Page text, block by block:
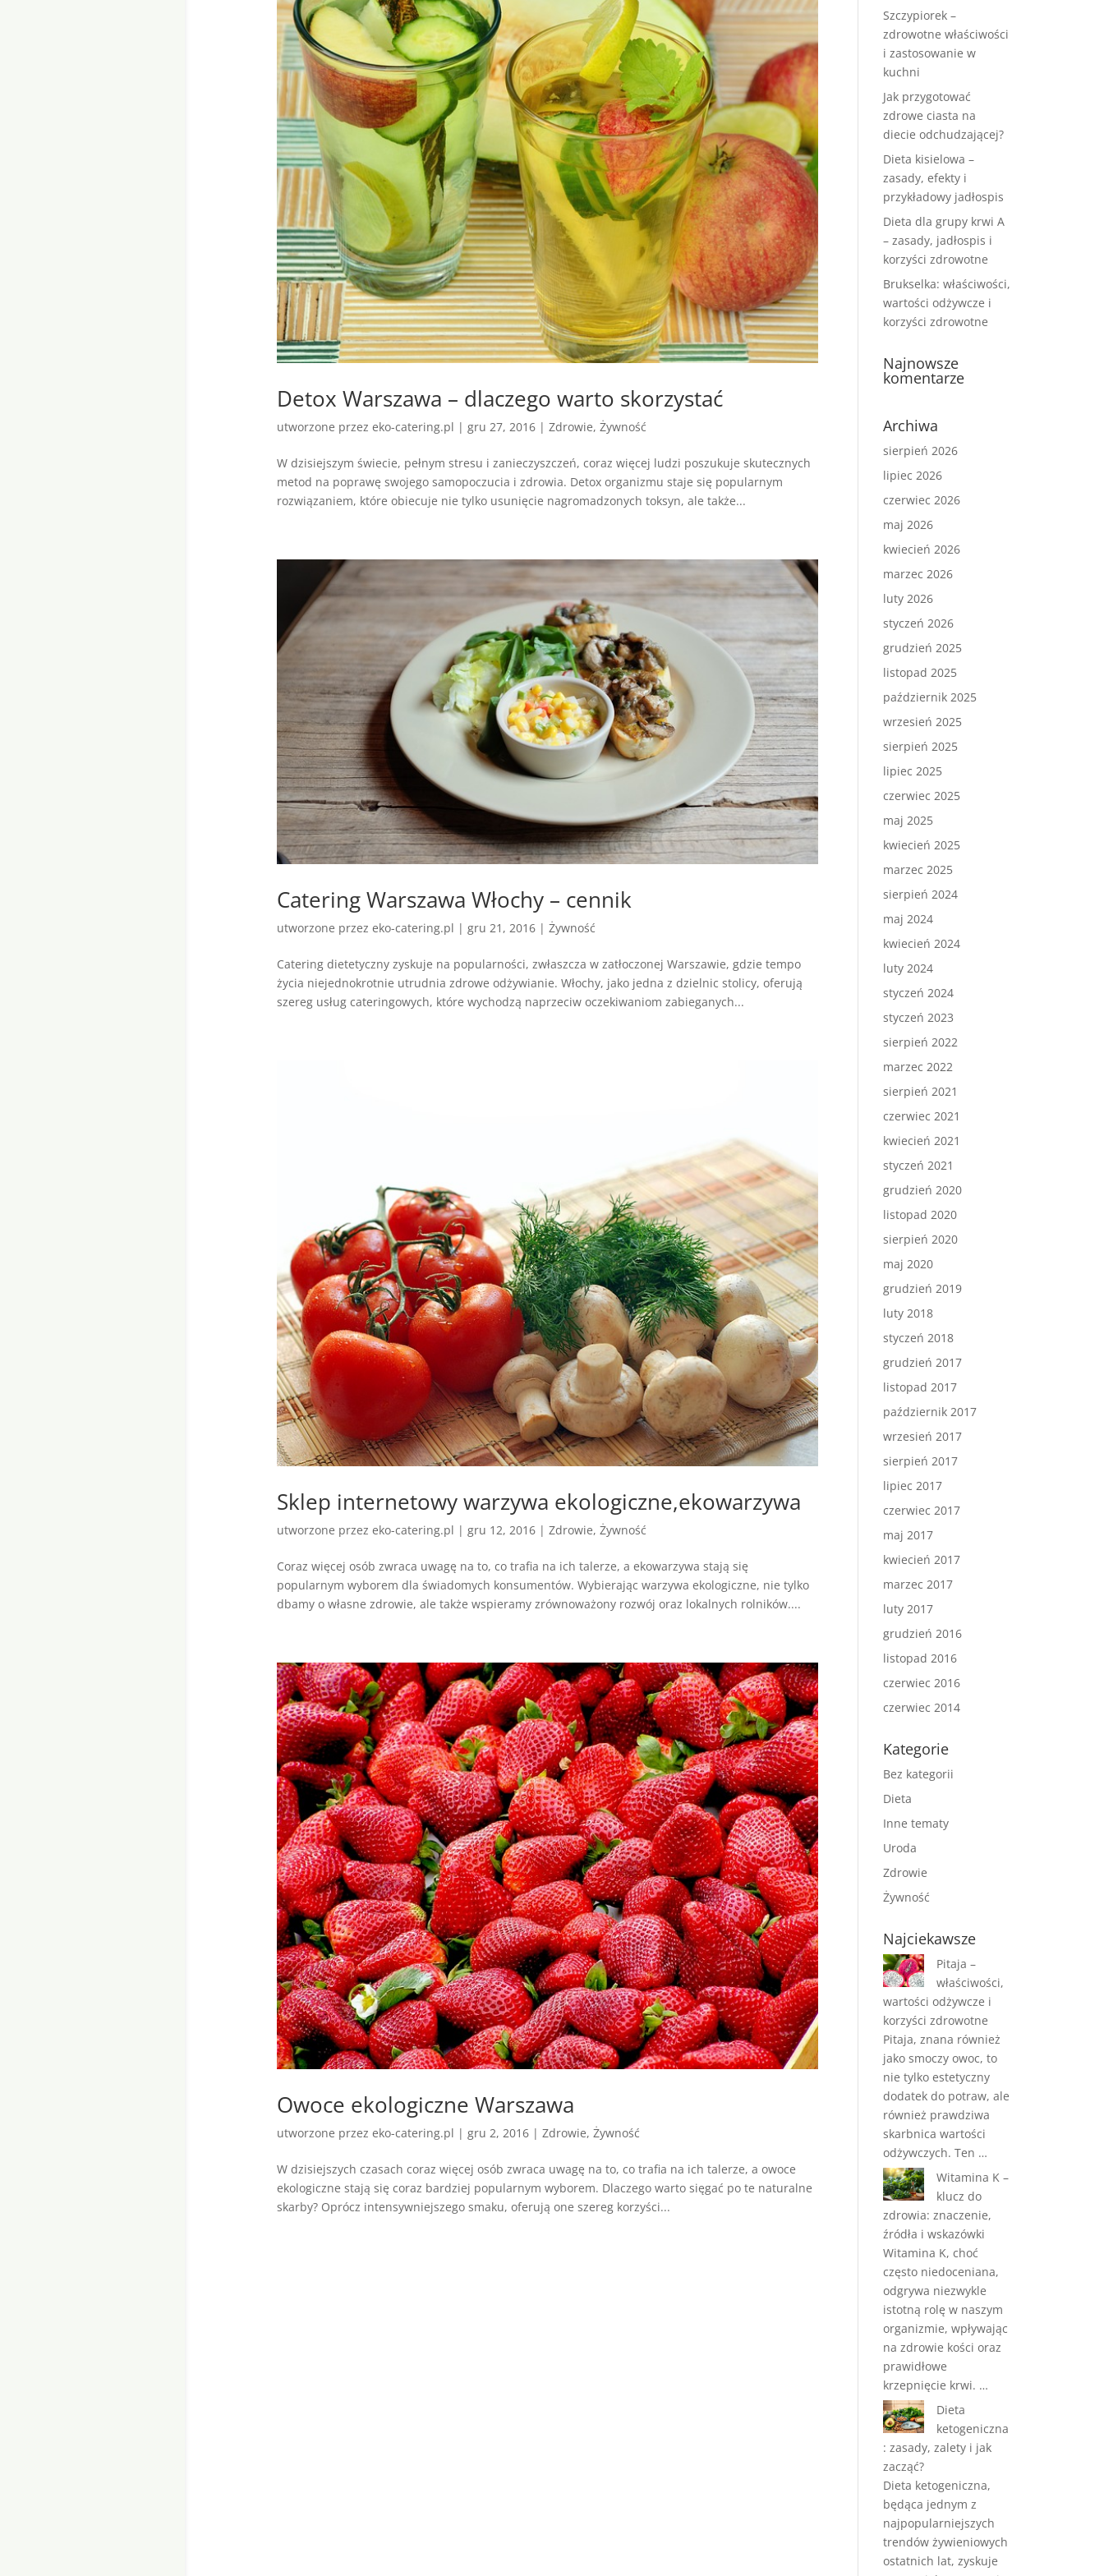
Detox Warszawa – dlaczego warto skorzystać
utworzone przez eko-catering.pl | gru 27, 2016| Zdrowie, Żywność
W dzisiejszym świecie, pełnym stresu i zanieczyszczeń, coraz więcej ludzi poszukuje skutecznych
metod na poprawę swojego samopoczucia i zdrowia. Detox organizmu staje się popularnym
rozwiązaniem, które obiecuje nie tylko usunięcie nagromadzonych toksyn, ale także...
Catering Warszawa Włochy – cennik
utworzone przez eko-catering.pl | gru 21, 2016| Żywność
Catering dietetyczny zyskuje na popularności, zwłaszcza w zatłoczonej Warszawie, gdzie tempo
życia niejednokrotnie utrudnia zdrowe odżywianie. Włochy, jako jedna z dzielnic stolicy, oferują
szereg usług cateringowych, które wychodzą naprzeciw oczekiwaniom zabieganych...
Sklep internetowy warzywa ekologiczne,ekowarzywa
utworzone przez eko-catering.pl | gru 12, 2016| Zdrowie, Żywność
Coraz więcej osób zwraca uwagę na to, co trafia na ich talerze, a ekowarzywa stają się
popularnym wyborem dla świadomych konsumentów. Wybierając warzywa ekologiczne, nie tylko
dbamy o własne zdrowie, ale także wspieramy zrównoważony rozwój oraz lokalnych rolników....
Owoce ekologiczne Warszawa
utworzone przez eko-catering.pl | gru 2, 2016| Zdrowie, Żywność
W dzisiejszych czasach coraz więcej osób zwraca uwagę na to, co trafia na ich talerze, a owoce
ekologiczne stają się coraz bardziej popularnym wyborem. Dlaczego warto sięgać po te naturalne
skarby? Oprócz intensywniejszego smaku, oferują one szereg korzyści...
Szczypiorek –
zdrowotne właściwości
i zastosowanie w
kuchni
Jak przygotować
zdrowe ciasta na
diecie odchudzającej?
Dieta kisielowa –
zasady, efekty i
przykładowy jadłospis
Dieta dla grupy krwi A
– zasady, jadłospis i
korzyści zdrowotne
Brukselka: właściwości,
wartości odżywcze i
korzyści zdrowotne
Najnowsze
komentarze
Archiwa
sierpień 2026
lipiec 2026
czerwiec 2026
maj 2026
kwiecień 2026
marzec 2026
luty 2026
styczeń 2026
grudzień 2025
listopad 2025
październik 2025
wrzesień 2025
sierpień 2025
lipiec 2025
czerwiec 2025
maj 2025
kwiecień 2025
marzec 2025
sierpień 2024
maj 2024
kwiecień 2024
luty 2024
styczeń 2024
styczeń 2023
sierpień 2022
marzec 2022
sierpień 2021
czerwiec 2021
kwiecień 2021
styczeń 2021
grudzień 2020
listopad 2020
sierpień 2020
maj 2020
grudzień 2019
luty 2018
styczeń 2018
grudzień 2017
listopad 2017
październik 2017
wrzesień 2017
sierpień 2017
lipiec 2017
czerwiec 2017
maj 2017
kwiecień 2017
marzec 2017
luty 2017
grudzień 2016
listopad 2016
czerwiec 2016
czerwiec 2014
Kategorie
Bez kategorii
Dieta
Inne tematy
Uroda
Zdrowie
Żywność
Najciekawsze
Pitaja –
właściwości,
wartości odżywcze i
korzyści zdrowotne
Pitaja, znana również
jako smoczy owoc, to
nie tylko estetyczny
dodatek do potraw, ale
również prawdziwa
skarbnica wartości
odżywczych. Ten …
Witamina K –
klucz do
zdrowia: znaczenie,
źródła i wskazówki
Witamina K, choć
często niedoceniana,
odgrywa niezwykle
istotną rolę w naszym
organizmie, wpływając
na zdrowie kości oraz
prawidłowe
krzepnięcie krwi. …
Dieta
ketogeniczna
: zasady, zalety i jak
zacząć?
Dieta ketogeniczna,
będąca jednym z
najpopularniejszych
trendów żywieniowych
ostatnich lat, zyskuje